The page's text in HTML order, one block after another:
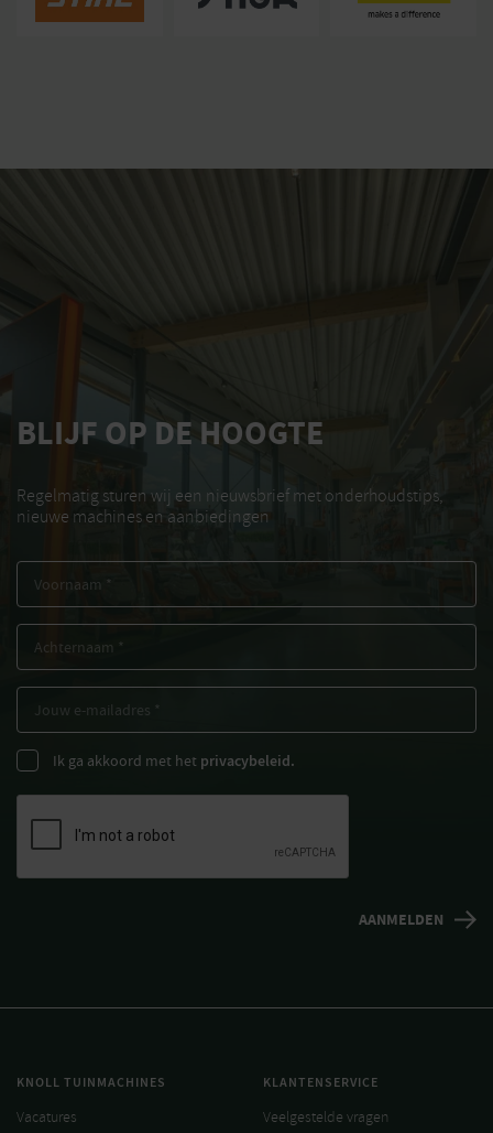
BLIJF OP DE HOOGTE
Regelmatig sturen wij een nieuwsbrief met onderhoudstips,
nieuwe machines en aanbiedingen
Ik ga akkoord met het privacybeleid.
KNOLL TUINMACHINES
Vacatures
KLANTENSERVICE
Veelgestelde vragen